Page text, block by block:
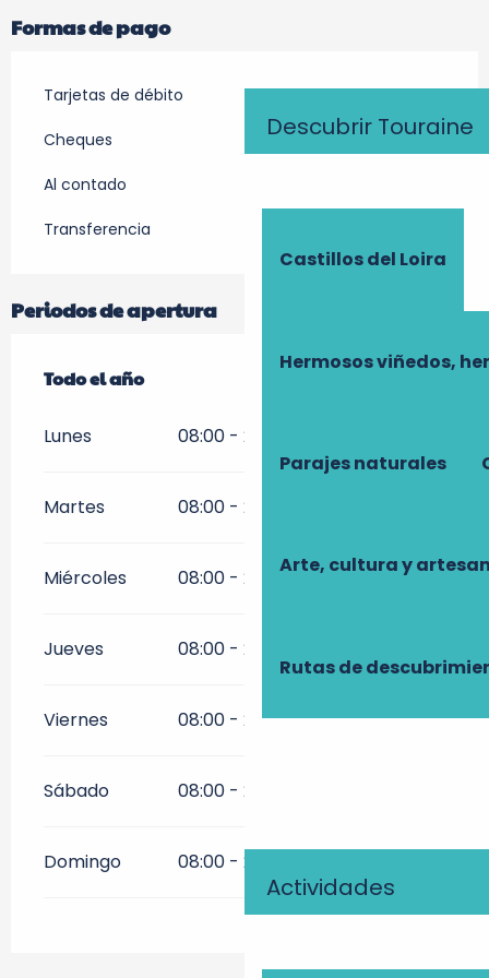
Descubrir Touraine
Castillos del Loira
Hermosos viñedos,
Parajes naturales
Arte, cultura y
Rutas de
Actividades
Formas de pago
Tarjetas de débito
Cheques
Al contado
Transferencia
Periodos de apertura
Todo el año
Todo el año
Lunes 08:00 - 21:00
Martes 08:00 - 21:00
Miércoles 08:00 - 21:00
Jueves 08:00 - 21:00
Viernes 08:00 - 21:00
Sábado 08:00 - 21:00
Domingo 08:00 - 21:00